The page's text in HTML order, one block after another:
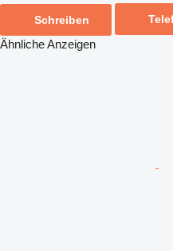
Schreiben
Ähnliche Anzeigen